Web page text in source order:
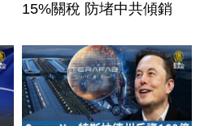
15%關稅 防堵中共傾銷